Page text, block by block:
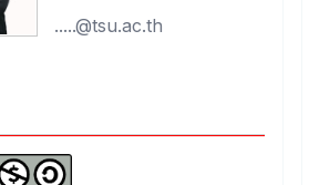
.....@tsu.ac.th